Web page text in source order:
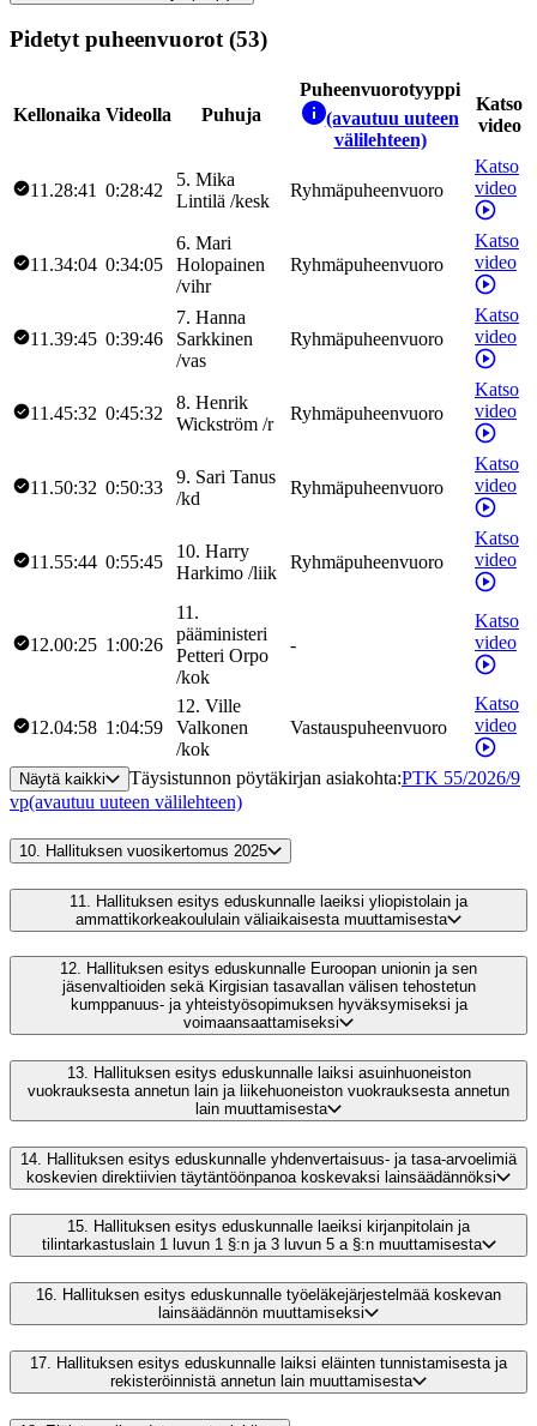
Pidetyt puheenvuorot (53)
Kellonaika Videolla Puhuja
Puheenvuorotyyppi
(avautuu uuteen
välilehteen)
Katso
video
11.28:41 0:28:42
5. Mika
Lintilä /kesk
Ryhmäpuheenvuoro
Katso
video
11.34:04 0:34:05
6. Mari
Holopainen
/vihr
Ryhmäpuheenvuoro
Katso
video
11.39:45 0:39:46
7. Hanna
Sarkkinen
/vas
Ryhmäpuheenvuoro
Katso
video
11.45:32 0:45:32
8. Henrik
Wickström /r
Ryhmäpuheenvuoro
Katso
video
11.50:32 0:50:33
9. Sari Tanus
/kd
Ryhmäpuheenvuoro
Katso
video
11.55:44 0:55:45
10. Harry
Harkimo /liik
Ryhmäpuheenvuoro
Katso
video
12.00:25 1:00:26
11 .
pääministeri
Petteri Orpo
/kok
-
Katso
video
12.04:58 1:04:59
12. Ville
Valkonen
/kok
Vastauspuheenvuoro
Katso
video
Näytä kaikki Täysistunnon pöytäkirjan asiakohta:PTK 55/2026/9
vp(avautuu uuteen välilehteen)
10. Hallituksen vuosikertomus 2025
11.
Hallituksen esitys eduskunnalle laeiksi yliopistolain ja
ammattikorkeakoululain väliaikaisesta muuttamisesta
12. Hallituksen esitys eduskunnalle Euroopan unionin ja sen
jäsenvaltioiden sekä Kirgisian tasavallan välisen tehostetun
kumppanuus- ja yhteistyösopimuksen hyväksymiseksi ja
voimaansaattamiseksi
13.
Hallituksen esitys eduskunnalle laiksi asuinhuoneiston
vuokrauksesta annetun lain ja liikehuoneiston vuokrauksesta annetun
lain muuttamisesta
14. Hallituksen esitys eduskunnalle yhdenvertaisuus- ja tasa-arvoelimiä
koskevien direktiivien täytäntöönpanoa koskevaksi lainsäädännöksi
15. Hallituksen esitys eduskunnalle laeiksi kirjanpitolain ja
tilintarkastuslain 1 luvun 1 §:n ja 3 luvun 5 a §:n muuttamisesta
16. Hallituksen esitys eduskunnalle työeläkejärjestelmää koskevan
lainsäädännön muuttamiseksi
17.
Hallituksen esitys eduskunnalle laiksi eläinten tunnistamisesta ja
rekisteröinnistä annetun lain muuttamisesta